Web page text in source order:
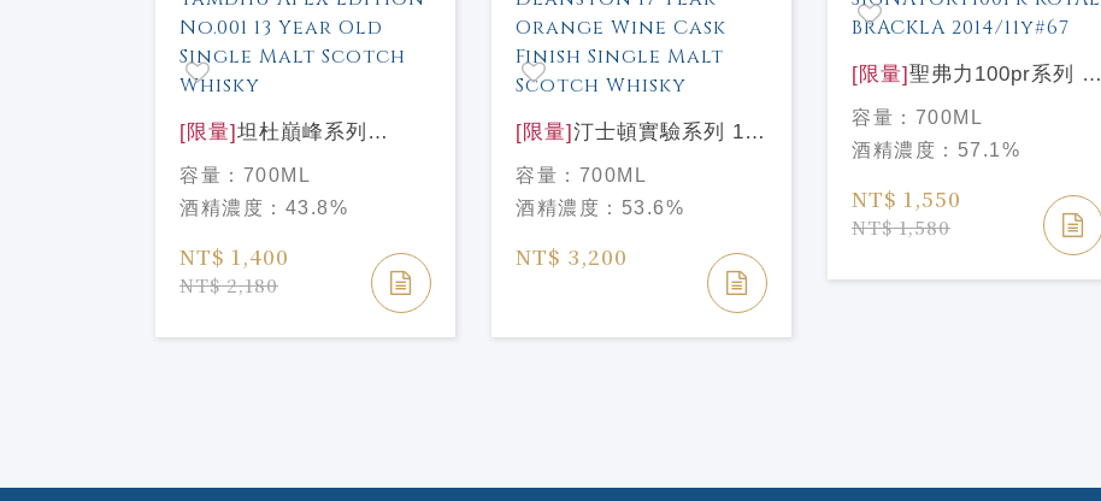
[限量] 坦杜巔峰系列
No.001 13年單一麥芽威
士忌 Tamdhu APEX
Edition No.001 13 Year
Old Single Malt Scotch
Whisky
容量： 700ML
酒精濃度： 43.8%
NT$ 1,400
NT$ 2,180
[限量] 汀士頓實驗系列 17
年橘葡萄酒桶 單一麥芽威
士忌 Deanston 17 Year
Orange Wine Cask
Finish Single Malt
容量： 700ML
酒精濃度： 53.6%
NT$ 3,200
[限量] 聖弗力100pr系列 皇
家柏克萊2014 /11年#67
SIGNATORY100pr
ROYAL BRACKLA
2014/11y#67
容量： 700ML
酒精濃度： 57.1%
NT$ 1,550
NT$ 1,580